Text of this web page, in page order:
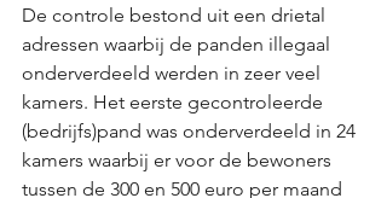
De controle bestond uit een drietal
adressen waarbij de panden illegaal
onderverdeeld werden in zeer veel
kamers. Het eerste gecontroleerde
(bedrijfs)pand was onderverdeeld in 24
kamers waarbij er voor de bewoners
tussen de 300 en 500 euro per maand